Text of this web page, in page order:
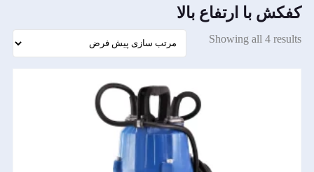
کفکش با ارتفاع بالا
Showing all 4 results